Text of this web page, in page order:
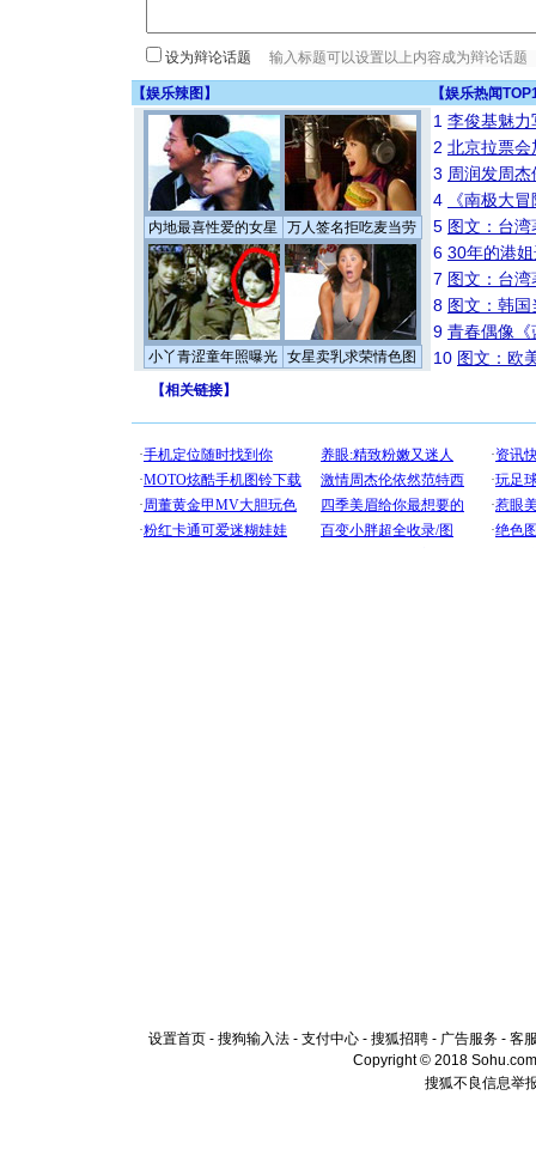
设为辩论话题
【娱乐辣图 】 【娱乐热闻
内地最喜性爱的女星 万人签名拒吃麦当劳
小丫青涩童年照曝光 女星卖乳求荣情色图
1 李俊基魅力
2 北京拉票
3 周润发周
4
《南极大
5 图文：台
6 30年的港
7 图文：台
8 图文：韩
9 青春偶像《
10 图文：欧
【相关链接】
设置首页 - 搜狗输入法 - 支付中心 - 搜狐招聘 - 广告服务 - 客
Copyright © 2018
搜狐不良信息举